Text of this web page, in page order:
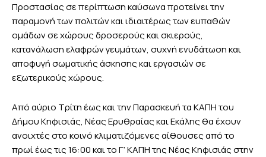
Προστασίας σε περίπτωση καύσωνα προτείνει την
παραμονή των πολιτών και ιδιαιτέρως των ευπαθών
ομάδων σε χώρους δροσερούς και σκιερούς,
κατανάλωση ελαφρών γευμάτων, συχνή ενυδάτωση και
αποφυγή σωματικής άσκησης και εργασιών σε
εξωτερικούς χώρους.
Από αύριο Τρίτη έως και την Παρασκευή τα ΚΑΠΗ του
Δήμου Κηφισιάς, Νέας Ερυθραίας και Εκάλης θα έχουν
ανοιχτές στο κοινό κλιματιζόμενες αίθουσες από το
πρωί έως τις 16:00 και το Γ’ ΚΑΠΗ της Νέας Κηφισιάς στην